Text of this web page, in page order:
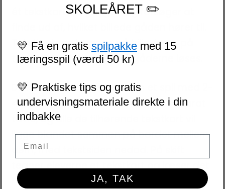
ét tekstkort ad gangen og forsøger at
Tekstkortene lægges på billederne på
tavlen, efterhånden som gåderne løses.
Du kan også bruge det som et spil med 2-
4 elever. Så vil hver elev have en separat
tavle, og alle de tilhørende tekstkort vil
ligge blandet sammen på bordet mellem
dem, med tekstsiden nedad. På skift
tegner eleverne et tekstkort og læser det
højt. Hvis puslespillet matcher et af
SKOLEÅRET ✏️
💛 Få en gratis spilpakke med 15
læringsspil (værdi 50 kr)
💛 Praktiske tips og gratis
undervisningsmateriale direkte i din
indbakke
JA, TAK